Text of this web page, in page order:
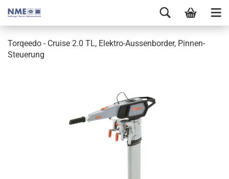
Torqeedo - Cruise 2.0 TL, Elektro-Aussenborder, Pinnen-
Steuerung